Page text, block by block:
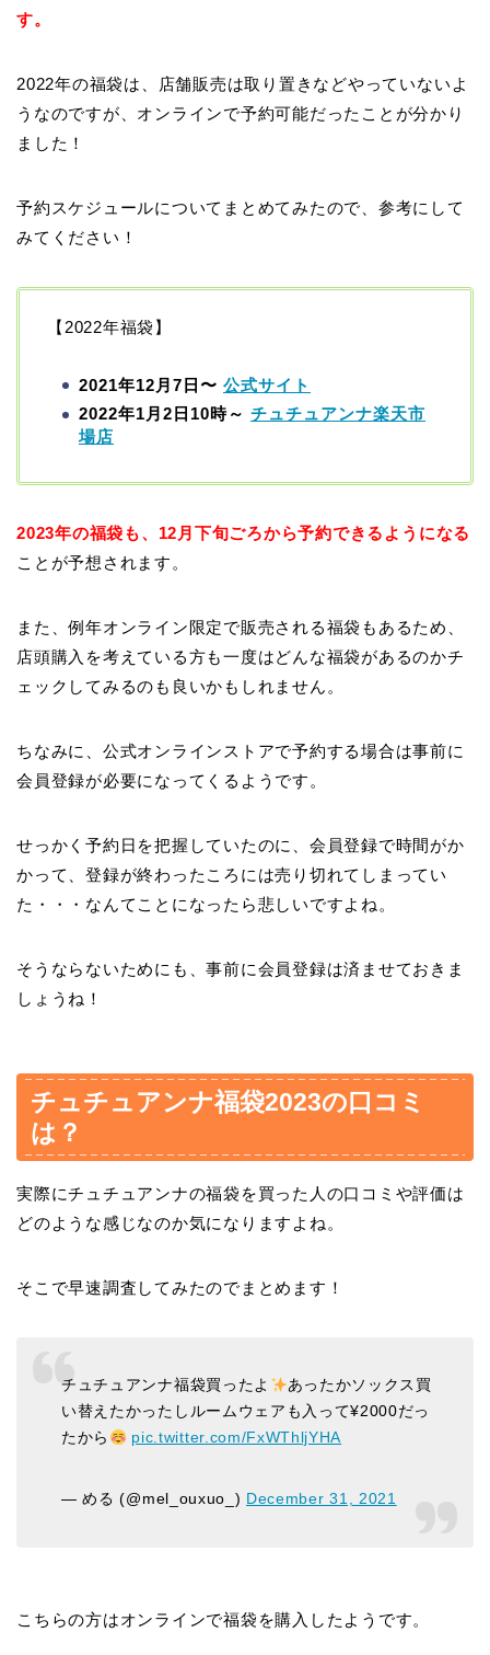
す。
2022年の福袋は、店舗販売は取り置きなどやっていないよ
うなのですが、オンラインで予約可能だったことが分かり
ました！
予約スケジュールについてまとめてみたので、参考にして
みてください！
【2022年福袋】
2021年12月7日〜 公式サイト
2022年1月2日10時～ チュチュアンナ楽天市
場店
2023年の福袋も、12月下旬ごろから予約できるようになる
ことが予想されます。
また、例年オンライン限定で販売される福袋もあるため、
店頭購入を考えている方も一度はどんな福袋があるのかチ
ェックしてみるのも良いかもしれません。
ちなみに、公式オンラインストアで予約する場合は事前に
会員登録が必要になってくるようです。
せっかく予約日を把握していたのに、会員登録で時間がか
かって、登録が終わったころには売り切れてしまってい
た・・・なんてことになったら悲しいですよね。
そうならないためにも、事前に会員登録は済ませておきま
しょうね！
チュチュアンナ福袋2023の口コミ
は？
実際にチュチュアンナの福袋を買った人の口コミや評価は
どのような感じなのか気になりますよね。
そこで早速調査してみたのでまとめます！
チュチュアンナ福袋買ったよ
あったかソックス買
い替えたかったしルームウェアも入って¥2000だっ
たから
pic.twitter.com/FxWThljYHA
— める (@mel_ouxuo_) December 31, 2021
こちらの方はオンラインで福袋を購入したようです。